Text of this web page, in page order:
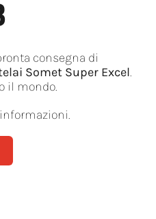
consegna di
Somet Super Excel.
il mondo.